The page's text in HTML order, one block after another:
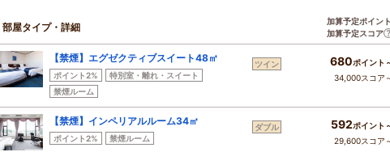
部屋タイプ・詳細
加算予定ポイン
加算予定スコア
【禁煙】エグゼクティブスイート48㎡
ポイント2%
特別室・離れ・スイート
禁煙ルーム
ツイン 680ポイント
34,000スコア
【禁煙】インペリアルルーム34㎡
ポイント2% 禁煙ルーム
ダブル 592ポイント
29,600スコア